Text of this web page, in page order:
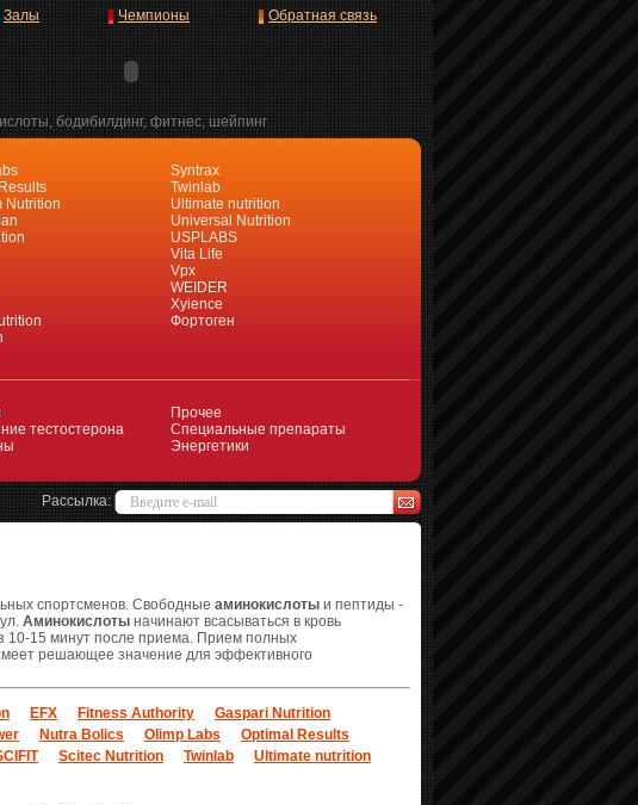
бодибилдинг, фитнес, шейпинг
Залы Чемпионы Обратная связь
Nutrition
Syntrax
Twinlab
Ultimate nutrition
Universal Nutrition
USPLABS
Vita Life
Vpx
WEIDER
Xyience
Фортоген
тестостерона
Прочее
Специальные препараты
Энергетики
Рассылка:
спортсменов. Свободные аминокислоты и пептиды -
Аминокислоты начинают всасываться в кровь
10-15 минут после приема. Прием полных
решающее значение для эффективного
EFX Fitness Authority
Gaspari Nutrition
Nutra Bolics Olimp Labs
Optimal Results
Scitec Nutrition Twinlab
Ultimate nutrition